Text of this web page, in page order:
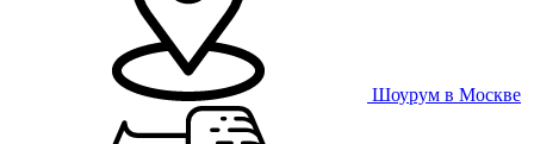
Шоурум в Москве